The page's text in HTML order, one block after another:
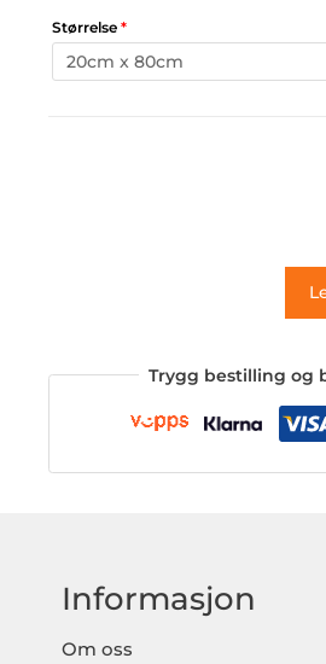
Størrelse *
Trygg bestilling og
Informasjon
Om oss